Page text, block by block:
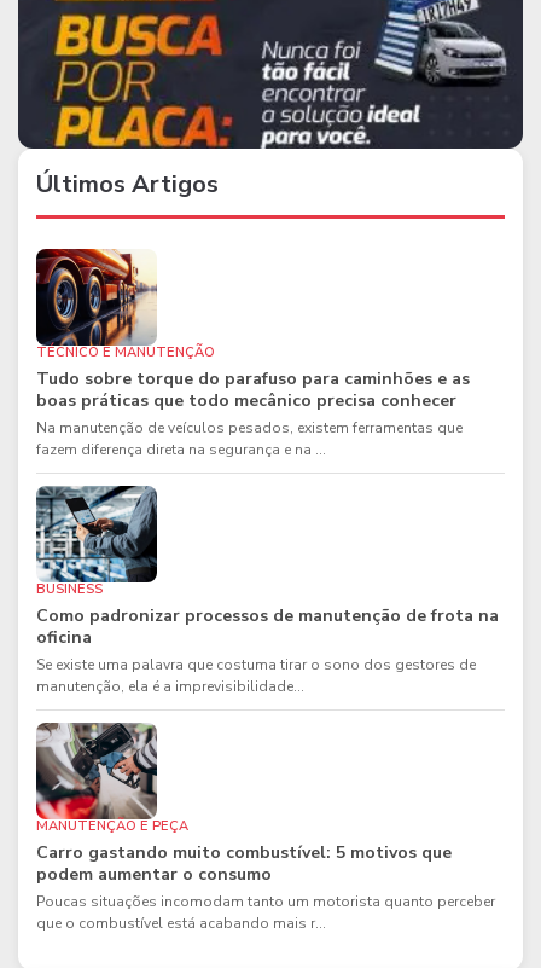
Últimos Artigos
TÉCNICO E MANUTENÇÃO
Tudo sobre torque do parafuso para caminhões e as
boas práticas que todo mecânico precisa conhecer
Na manutenção de veículos pesados, existem ferramentas que
fazem diferença direta na segurança e na ...
BUSINESS
Como padronizar processos de manutenção de frota na
oficina
Se existe uma palavra que costuma tirar o sono dos gestores de
manutenção, ela é a imprevisibilidade...
MANUTENÇÃO E PEÇA
Carro gastando muito combustível: 5 motivos que
podem aumentar o consumo
Poucas situações incomodam tanto um motorista quanto perceber
que o combustível está acabando mais r...